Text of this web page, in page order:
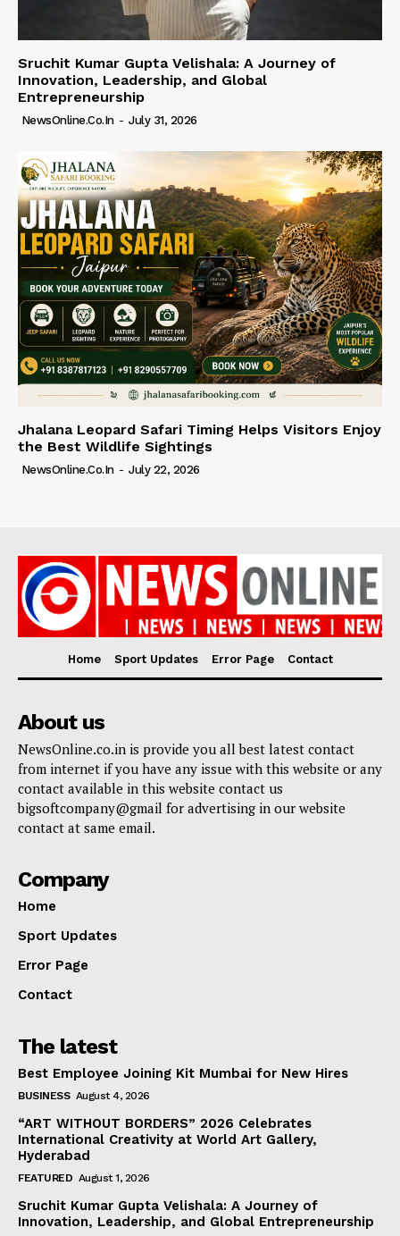
Sruchit Kumar Gupta Velishala: A Journey of
Innovation, Leadership, and Global
Entrepreneurship
NewsOnline.co.in - July 31, 2026
Jhalana Leopard Safari Timing Helps Visitors Enjoy
the Best Wildlife Sightings
NewsOnline.co.in - July 22, 2026
Home Sport Updates Error Page Contact
About us
NewsOnline.co.in is provide you all best latest contact
from internet if you have any issue with this website or any
contact available in this website contact us
bigsoftcompany@gmail for advertising in our website
contact at same email.
Company
Home
Sport Updates
Error Page
Contact
The latest
Best Employee Joining Kit Mumbai for New Hires
BUSINESS August 4, 2026
“ART WITHOUT BORDERS” 2026 Celebrates
International Creativity at World Art Gallery,
Hyderabad
FEATURED August 1, 2026
Sruchit Kumar Gupta Velishala: A Journey of
Innovation, Leadership, and Global Entrepreneurship